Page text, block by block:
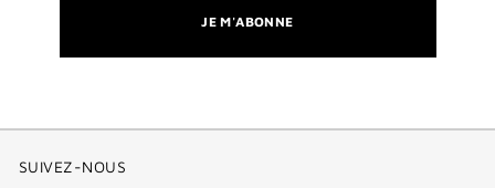
JE M'ABONNE
SUIVEZ-NOUS